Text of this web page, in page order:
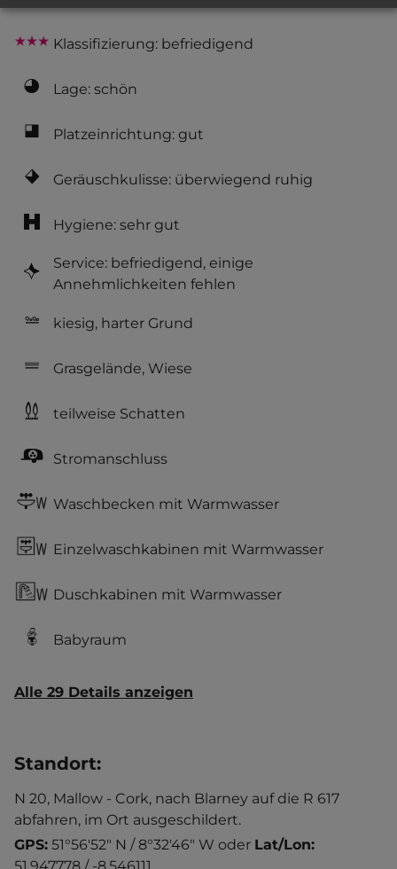
Klassifizierung: befriedigend
Lage: schön
Platzeinrichtung: gut
Geräuschkulisse: überwiegend ruhig
Hygiene: sehr gut
Service: befriedigend, einige
Annehmlichkeiten fehlen
kiesig, harter Grund
Grasgelände, Wiese
teilweise Schatten
Stromanschluss
Waschbecken mit Warmwasser
Einzelwaschkabinen mit Warmwasser
Duschkabinen mit Warmwasser
Babyraum
Alle 29 Details anzeigen
Standort:
N 20, Mallow - Cork, nach Blarney auf die R 617
abfahren, im Ort ausgeschildert.
GPS: 51°56'52" N / 8°32'46" W oder Lat/Lon: